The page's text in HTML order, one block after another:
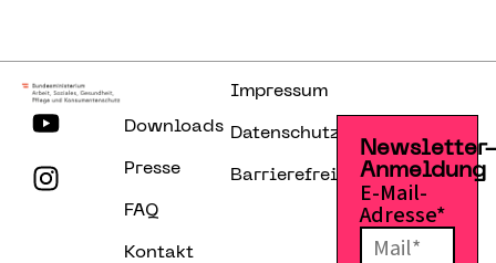
Downloads
Presse
FAQ
Kontakt
Impressum
Datenschutzerklärung
Barrierefreiheitserklärung
Anmeldung
E-Mail-
Adresse*